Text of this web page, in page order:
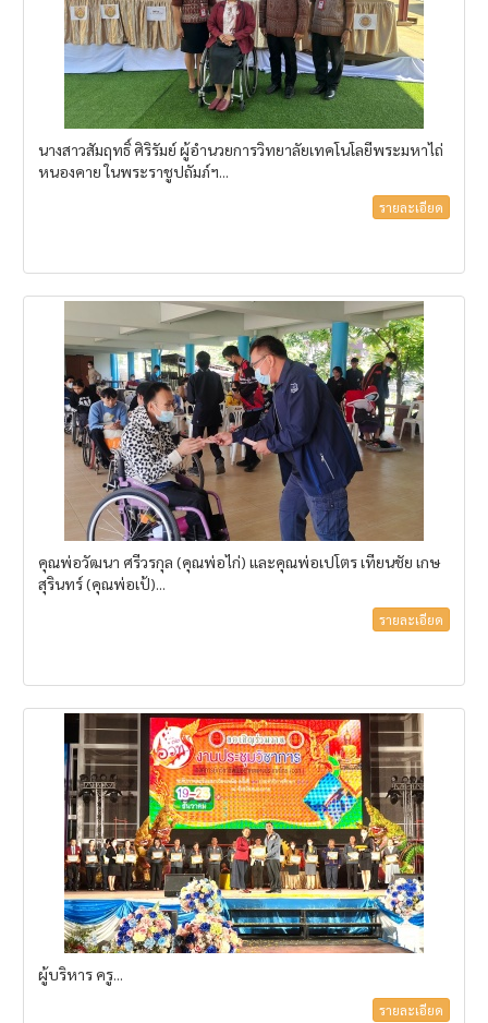
นางสาวสัมฤทธิ์ ศิริรัมย์ ผู้อำนวยการวิทยาลัยเทคโนโลยีพระมหาไถ่
หนองคาย ในพระราชูปถัมภ์ฯ...
รายละเอียด
คุณพ่อวัฒนา ศรีวรกุล (คุณพ่อไก่) และคุณพ่อเปโตร เทียนชัย เกษ
สุรินทร์ (คุณพ่อเป้)...
รายละเอียด
ผู้บริหาร ครู...
รายละเอียด